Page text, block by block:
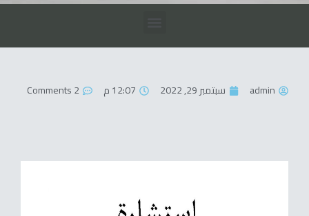
admin سبتمبر 29, 2022 12:07 م 2 Comments